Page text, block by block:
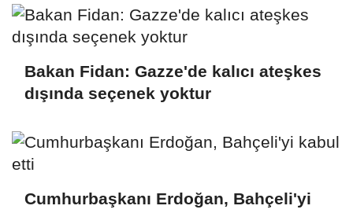
Bakan Fidan: Gazze'de kalıcı ateşkes
dışında seçenek yoktur
Cumhurbaşkanı Erdoğan, Bahçeli'yi